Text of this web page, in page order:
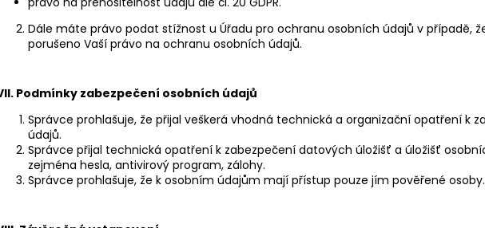
Dále máte právo podat stížnost u Úřadu pro ochranu osobních údajů v případě,
porušeno Vaší právo na ochranu osobních údajů.
Podmínky zabezpečení osobních údajů
Správce prohlašuje, že přijal veškerá vhodná technická a organizační opatření k
údajů.
Správce přijal technická opatření k zabezpečení datových úložišť a úložišť
zejména hesla, antivirový program, zálohy.
Správce prohlašuje, že k osobním údajům mají přístup pouze jím pověřené osoby.